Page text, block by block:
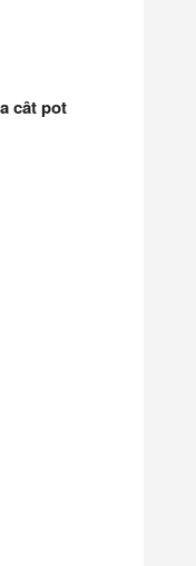
cât pot